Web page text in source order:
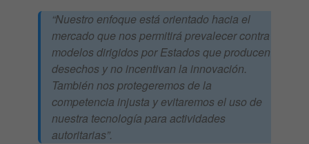
“Nuestro enfoque está orientado hacia el
mercado que nos permitirá prevalecer contra
modelos dirigidos por Estados que producen
desechos y no incentivan la innovación.
También nos protegeremos de la
competencia injusta y evitaremos el uso de
nuestra tecnología para actividades
autoritarias”.